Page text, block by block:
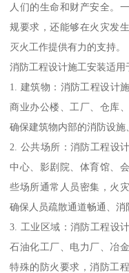
人们的生命和财产安全。
规要求，还能够在火灾发
灭火工作提供有力的支持。
消防工程设计施工安装适用
1. 建筑物：消防工程设计
商业办公楼、工厂、仓库
确保建筑物内部的消防设施
2. 公共场所：消防工程设
中心、影剧院、体育馆、
些场所通常人员密集，火
确保人员疏散通道畅通、消
3. 工业区域：消防工程设
石油化工厂、电力厂、冶
特殊的防火要求，消防工